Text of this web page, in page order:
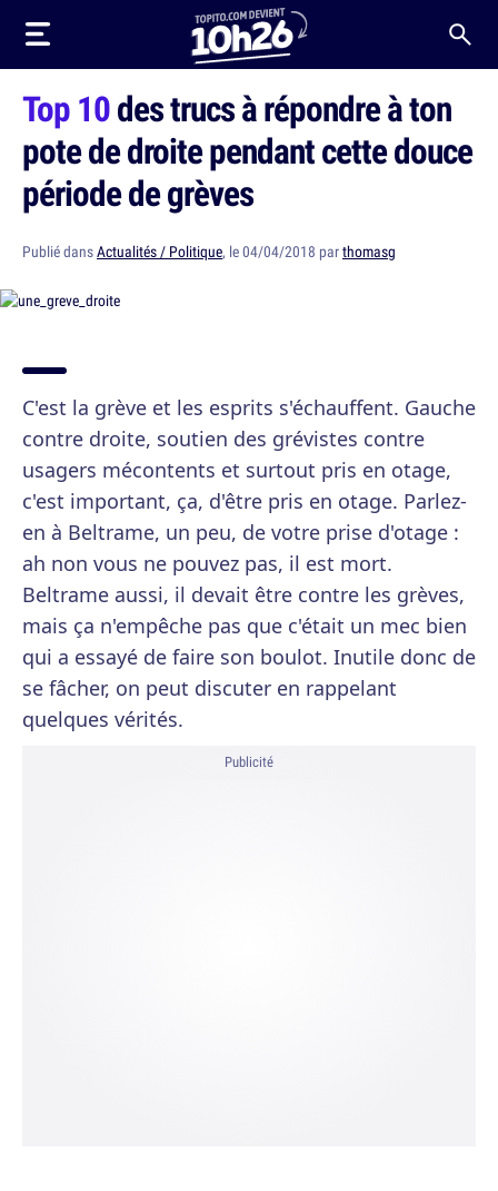
Top 10des trucs à répondre à ton
pote de droite pendant cette douce
période de grèves
Publié dansActualités / Politique, le 04/04/2018 parthomasg
C'est la grève et les esprits s'échauffent. Gauche
contre droite, soutien des grévistes contre
usagers mécontents et surtout pris en otage,
c'est important, ça, d'être pris en otage. Parlez-
en à Beltrame, un peu, de votre prise d'otage :
ah non vous ne pouvez pas, il est mort.
Beltrame aussi, il devait être contre les grèves,
mais ça n'empêche pas que c'était un mec bien
qui a essayé de faire son boulot. Inutile donc de
se fâcher, on peut discuter en rappelant
quelques vérités.
Publicité